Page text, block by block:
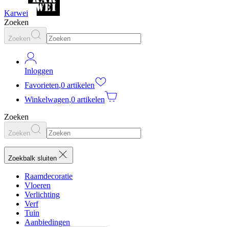
Karwei
Zoeken
Zoeken
Inloggen
Favorieten,0 artikelen
Winkelwagen,0 artikelen
Zoeken
Zoeken
Zoekbalk sluiten
Raamdecoratie
Vloeren
Verlichting
Verf
Tuin
Aanbiedingen